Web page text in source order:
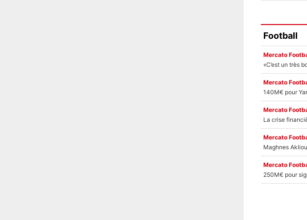
Football
Mercato
Mercato
Mercato
Mercato
Mercato